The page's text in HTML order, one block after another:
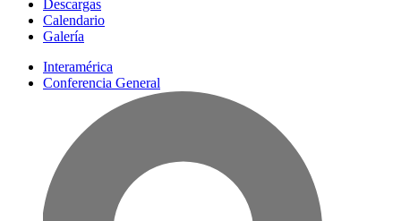
Descargas
Calendario
Galería
Interamérica
Conferencia General